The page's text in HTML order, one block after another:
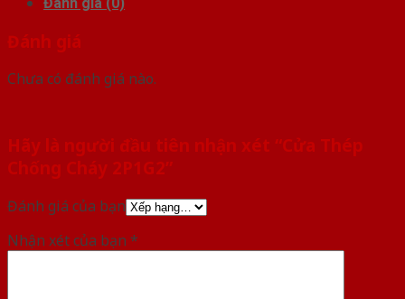
Đánh giá
Chưa có đánh giá nào.
Hãy là người đầu tiên nhận xét “Cửa Thép
Chống Cháy 2P1G2”
Đánh giá của bạn
Nhận xét của bạn *